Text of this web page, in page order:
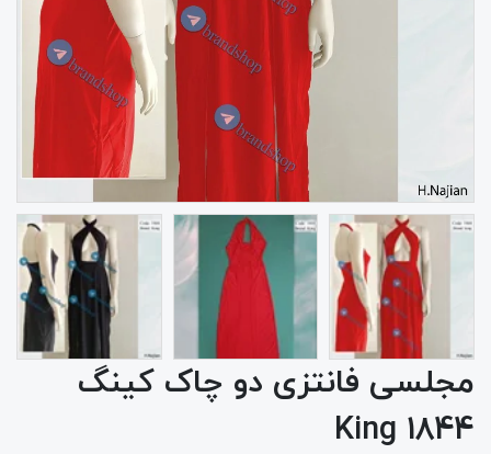
مجلسی فانتزی دو چاک کینگ
1844 King